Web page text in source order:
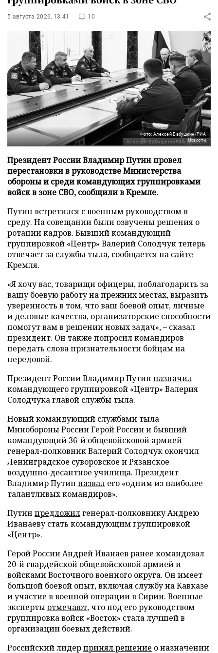
5 августа 2026, 13:41 10
Фото: Алексей Бабушкин/РИА
Новости
Президент России Владимир Путин провел
перестановки в руководстве Министерства
обороны и среди командующих группировками
войск в зоне СВО, сообщили в Кремле.
Путин встретился с военным руководством в
среду. На совещании были озвучены решения о
ротации кадров. Бывший командующий
группировкой «Центр» Валерий Солодчук теперь
отвечает за службы тыла, сообщается на сайте
Кремля.
«Я хочу вас, товарищи офицеры, поблагодарить за
вашу боевую работу на прежних местах, выразить
уверенность в том, что ваш боевой опыт, личные
и деловые качества, организаторские способности
помогут вам в решении новых задач», – сказал
президент. Он также попросил командиров
передать слова признательности бойцам на
передовой.
Президент России Владимир Путин назначил
командующего группировкой «Центр» Валерия
Солодчука главой службы тыла.
Новый командующий службами тыла
Минобороны России Герой России и бывший
командующий 36-й общевойсковой армией
генерал-полковник Валерий Солодчук окончил
Ленинградское суворовское и Рязанское
воздушно-десантное училища. Президент
Владимир Путин назвал его «одним из наиболее
талантливых командиров».
Путин предложилгенерал-полковнику Андрею
Иванаеву стать командующим группировкой
«Центр».
Герой России Андрей Иванаев ранее командовал
20-й гвардейской общевойсковой армией и
войсками Восточного военного округа. Он имеет
большой боевой опыт, включая службу на Кавказе
и участие в военной операции в Сирии. Военные
эксперты отмечают, что под его руководством
группировка войск «Восток» стала лучшей в
организации боевых действий.
Российский лидерпринял решение о назначении